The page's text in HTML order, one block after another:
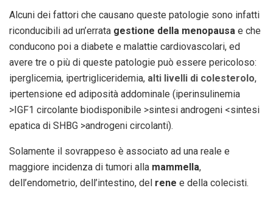
Alcuni dei fattori che causano queste patologie sono infatti
riconducibili ad un’errata gestione della menopausa e che
conducono poi a diabete e malattie cardiovascolari, ed
avere tre o più di queste patologie può essere pericoloso:
iperglicemia, ipertrigliceridemia, alti livelli di colesterolo,
ipertensione ed adiposità addominale (iperinsulinemia
>IGF1 circolante biodisponibile >sintesi androgeni <sintesi
epatica di SHBG >androgeni circolanti).
Solamente il sovrappeso è associato ad una reale e
maggiore incidenza di tumori alla mammella,
dell’endometrio, dell’intestino, del rene e della colecisti.